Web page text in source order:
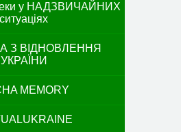
у НАДЗВИЧАЙНИХ
ситуаціях
З ВІДНОВЛЕННЯ
УКРАЇНИ
MEMORY